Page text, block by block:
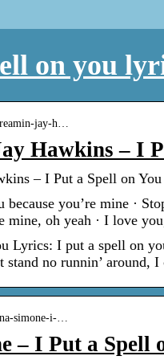
on you
jay-h…
Hawkins – I
– I Put a Spell on
because you’re mine ·
mine, oh yeah · I love
Lyrics: I put a spell on
stand no runnin’ around,
simone-i-…
– I Put a Spell